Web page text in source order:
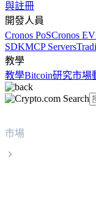
與註冊
開發人員
Cronos PoSCronos
SDKMCP Servers
教學
教學Bitcoin研究市場
市場